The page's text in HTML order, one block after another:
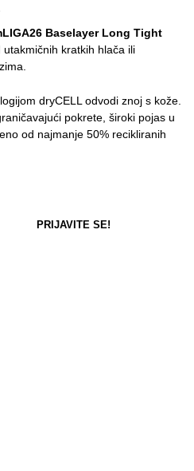
Baselayer Long Tight
kratkih hlača ili
dryCELL odvodi znoj s kože.
pokrete, široki pojas u
od najmanje 50% recikliranih